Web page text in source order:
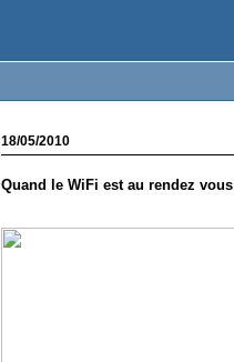
18/05/2010
Quand le WiFi est au rendez vous